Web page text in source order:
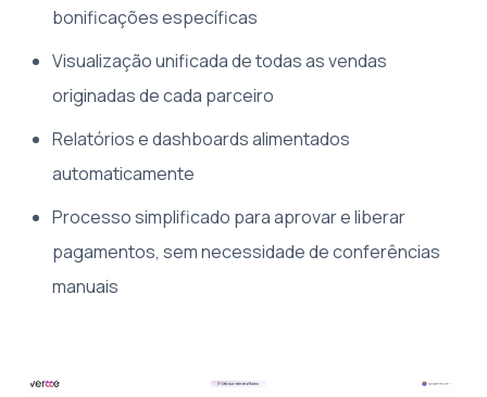
bonificações específicas
Visualização unificada de todas as vendas
originadas de cada parceiro
Relatórios e dashboards alimentados
automaticamente
Processo simplificado para aprovar e liberar
pagamentos, sem necessidade de conferências
manuais